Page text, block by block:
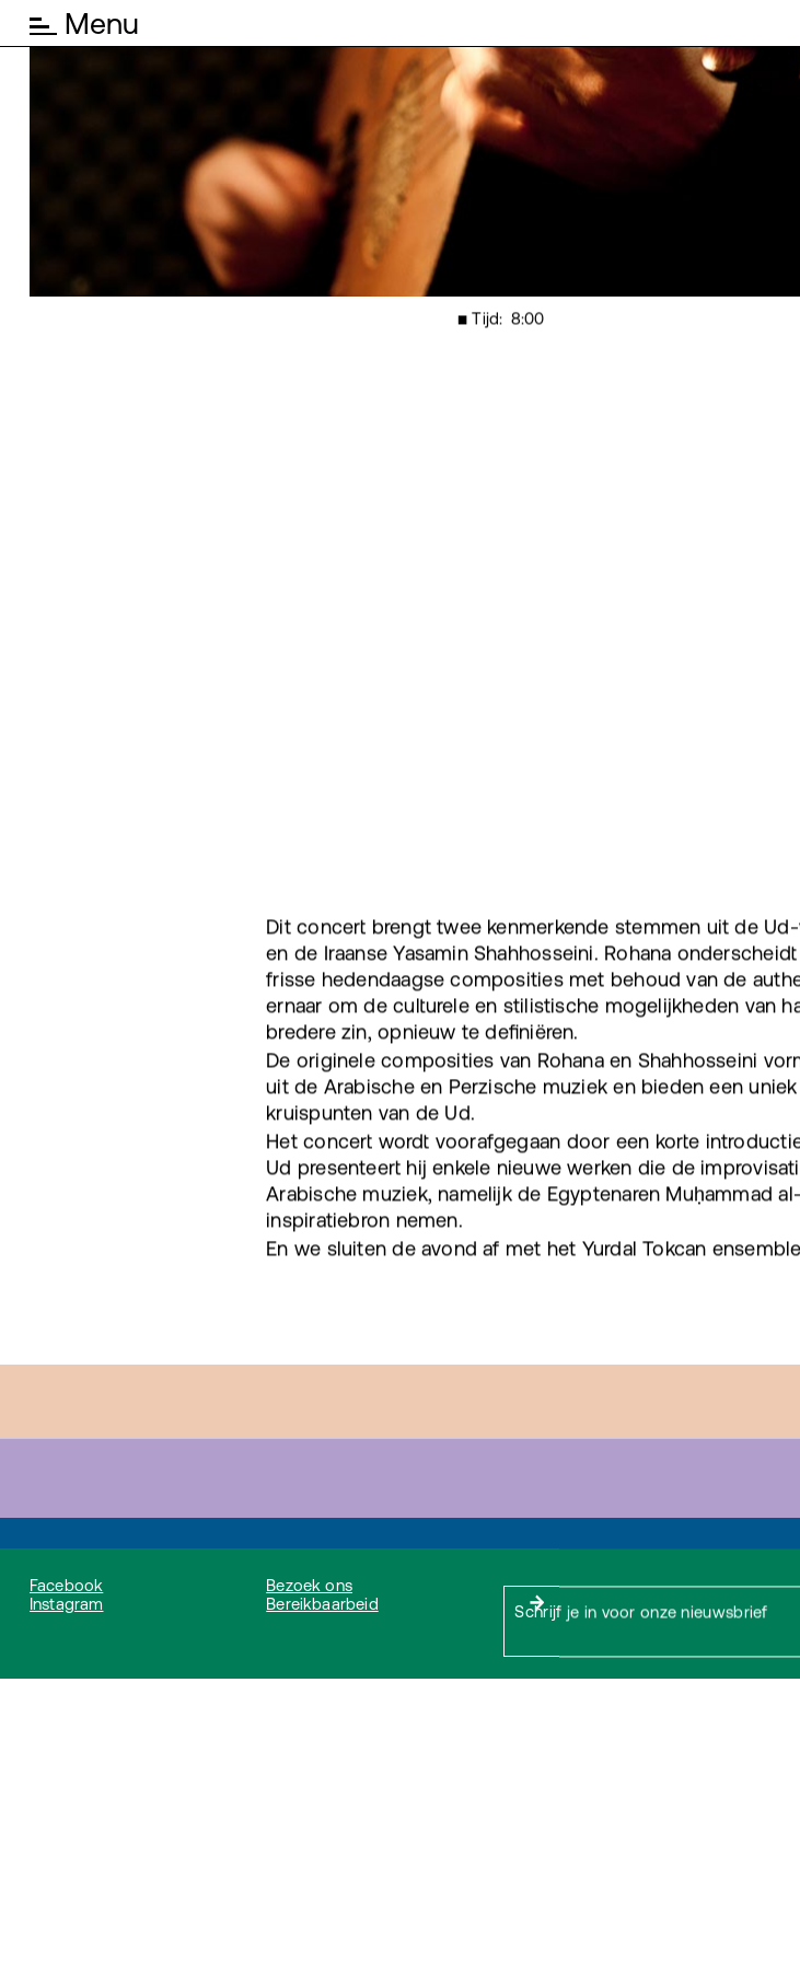
Menu
◾ Tijd: 8:00
Dit concert brengt twee kenmerkende stemmen uit de
en de Iraanse Yasamin Shahhosseini. Rohana
frisse hedendaagse composities met behoud van de
ernaar om de culturele en stilistische mogelijkheden van
bredere zin, opnieuw te definiëren.
De originele composities van Rohana en Shahhosseini
uit de Arabische en Perzische muziek en bieden een
kruispunten van de Ud.
Het concert wordt voorafgegaan door een korte
Ud presenteert hij enkele nieuwe werken die de
Arabische muziek, namelijk de Egyptenaren Muḥammad
inspiratiebron nemen.
En we sluiten de avond af met het Yurdal Tokcan ensemble
Bereikbaarbeid
Bezoek ons
Facebook
Instagram